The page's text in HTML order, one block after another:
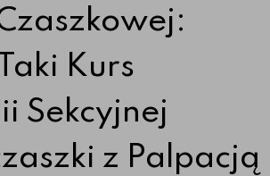
Kurs
Sekcyjnej
z Palpacją